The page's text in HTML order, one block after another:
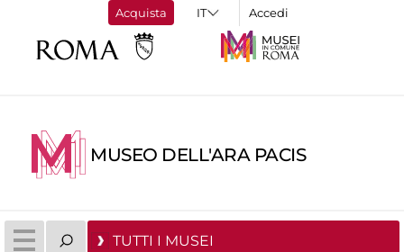
Acquista Accedi
MUSEO DELL'ARA PACIS
TUTTI I MUSEI